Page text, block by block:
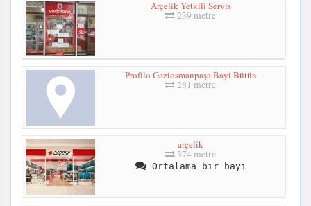
Arçelik Yetkili Servis
239 metre
Profilo Gaziosmanpaşa Bayi Bütün
281 metre
arçelik
374 metre
Ortalama bir bayi